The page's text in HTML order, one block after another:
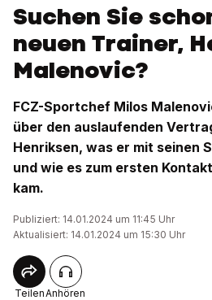
Suchen Sie
neuen Trainer,
Malenovic?
FCZ-Sportchef Milos
über den auslaufenden
Henriksen, was er mit seinen
und wie es zum ersten
kam.
Publiziert: 14.01.2024 um 11:45 Uhr
Aktualisiert: 14.01.2024 um 15:30 Uhr
TeilenAnhören